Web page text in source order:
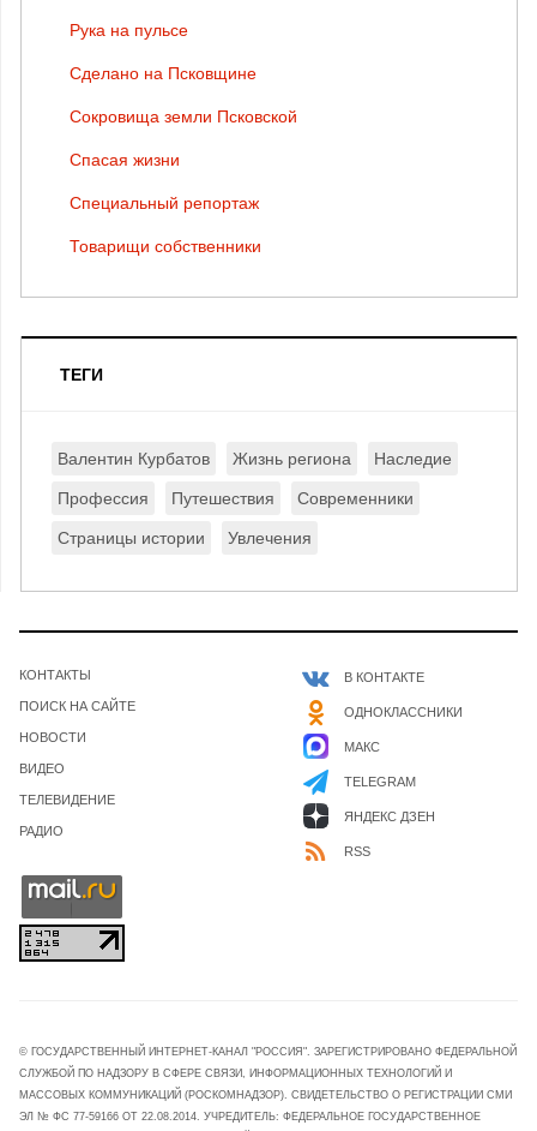
Рука на пульсе
Сделано на Псковщине
Сокровища земли Псковской
Спасая жизни
Специальный репортаж
Товарищи собственники
ТЕГИ
Валентин Курбатов Жизнь региона Наследие
Профессия Путешествия Современники
Страницы истории Увлечения
КОНТАКТЫ
ПОИСК НА САЙТЕ
НОВОСТИ
ВИДЕО
ТЕЛЕВИДЕНИЕ
РАДИО
В КОНТАКТЕ
ОДНОКЛАССНИКИ
МАКС
TELEGRAM
ЯНДЕКС ДЗЕН
RSS
© ГОСУДАРСТВЕННЫЙ ИНТЕРНЕТ-КАНАЛ "РОССИЯ". ЗАРЕГИСТРИРОВАНО ФЕДЕРАЛЬНОЙ
СЛУЖБОЙ ПО НАДЗОРУ В СФЕРЕ СВЯЗИ, ИНФОРМАЦИОННЫХ ТЕХНОЛОГИЙ И
МАССОВЫХ КОММУНИКАЦИЙ (РОСКОМНАДЗОР). СВИДЕТЕЛЬСТВО О РЕГИСТРАЦИИ СМИ
ЭЛ № ФС 77-59166 ОТ 22.08.2014. УЧРЕДИТЕЛЬ: ФЕДЕРАЛЬНОЕ ГОСУДАРСТВЕННОЕ